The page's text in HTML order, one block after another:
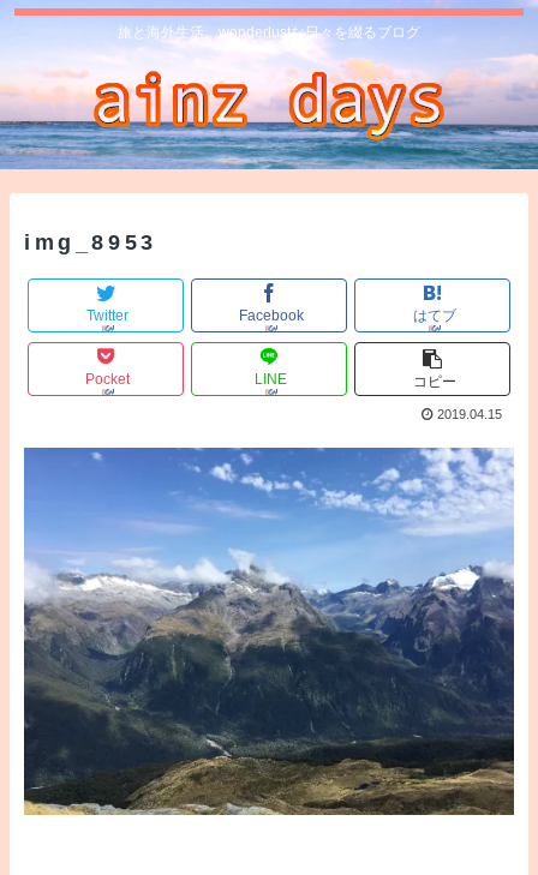
旅と海外生活、wonderlustな日々を綴るブログ
img_8953
Twitter Facebook はてブ
Pocket LINE コピー
2019.04.15